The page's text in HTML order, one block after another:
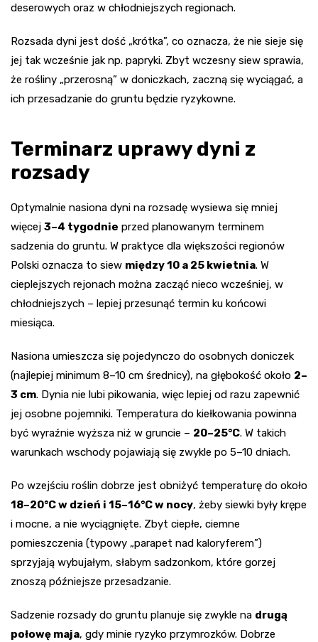
deserowych oraz w chłodniejszych regionach.
Rozsada dyni jest dość „krótka”, co oznacza, że nie sieje się
jej tak wcześnie jak np. papryki. Zbyt wczesny siew sprawia,
że rośliny „przerosną” w doniczkach, zaczną się wyciągać, a
ich przesadzanie do gruntu będzie ryzykowne.
Terminarz uprawy dyni z
rozsady
Optymalnie nasiona dyni na rozsadę wysiewa się mniej
więcej 3–4 tygodnie przed planowanym terminem
sadzenia do gruntu. W praktyce dla większości regionów
Polski oznacza to siew między 10 a 25 kwietnia. W
cieplejszych rejonach można zacząć nieco wcześniej, w
chłodniejszych – lepiej przesunąć termin ku końcowi
miesiąca.
Nasiona umieszcza się pojedynczo do osobnych doniczek
(najlepiej minimum 8–10 cm średnicy), na głębokość około 2–
3 cm. Dynia nie lubi pikowania, więc lepiej od razu zapewnić
jej osobne pojemniki. Temperatura do kiełkowania powinna
być wyraźnie wyższa niż w gruncie – 20–25°C. W takich
warunkach wschody pojawiają się zwykle po 5–10 dniach.
Po wzejściu roślin dobrze jest obniżyć temperaturę do około
18–20°C w dzień i 15–16°C w nocy, żeby siewki były krępe
i mocne, a nie wyciągnięte. Zbyt ciepłe, ciemne
pomieszczenia (typowy „parapet nad kaloryferem”)
sprzyjają wybujałym, słabym sadzonkom, które gorzej
znoszą późniejsze przesadzanie.
Sadzenie rozsady do gruntu planuje się zwykle na drugą
połowę maja, gdy minie ryzyko przymrozków. Dobrze